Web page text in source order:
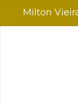
Milton